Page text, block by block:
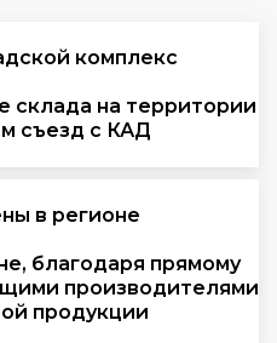
склада на территории
съезд с КАД
благодаря прямому
производителями
продукции